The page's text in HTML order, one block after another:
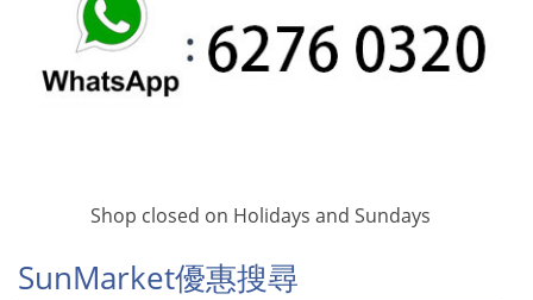
Shop closed on Holidays and Sundays
SunMarket優惠搜尋